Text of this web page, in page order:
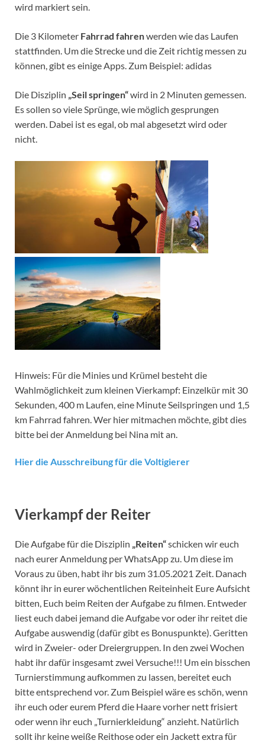
wird markiert sein.
Die 3 Kilometer Fahrrad fahrenwerden wie das Laufen
stattfinden. Um die Strecke und die Zeit richtig messen zu
können, gibt es einige Apps. Zum Beispiel: adidas
Die Disziplin „Seil springen“wird in 2 Minuten gemessen.
Es sollen so viele Sprünge, wie möglich gesprungen
werden. Dabei ist es egal, ob mal abgesetzt wird oder
nicht.
Hinweis: Für die Minies und Krümel besteht die
Wahlmöglichkeit zum kleinen Vierkampf: Einzelkür mit 30
Sekunden, 400 m Laufen, eine Minute Seilspringen und 1,5
km Fahrrad fahren. Wer hier mitmachen möchte, gibt dies
bitte bei der Anmeldung bei Nina mit an.
Hier die Ausschreibung für die Voltigierer
Vierkampf der Reiter
Die Aufgabe für die Disziplin „Reiten“schicken wir euch
nach eurer Anmeldung per WhatsApp zu. Um diese im
Voraus zu üben, habt ihr bis zum 31.05.2021 Zeit. Danach
könnt ihr in eurer wöchentlichen Reiteinheit Eure Aufsicht
bitten, Euch beim Reiten der Aufgabe zu filmen. Entweder
liest euch dabei jemand die Aufgabe vor oder ihr reitet die
Aufgabe auswendig (dafür gibt es Bonuspunkte). Geritten
wird in Zweier- oder Dreiergruppen. In den zwei Wochen
habt ihr dafür insgesamt zwei Versuche!!! Um ein bisschen
Turnierstimmung aufkommen zu lassen, bereitet euch
bitte entsprechend vor. Zum Beispiel wäre es schön, wenn
ihr euch oder eurem Pferd die Haare vorher nett frisiert
oder wenn ihr euch „Turnierkleidung“ anzieht. Natürlich
sollt ihr keine weiße Reithose oder ein Jackett extra für